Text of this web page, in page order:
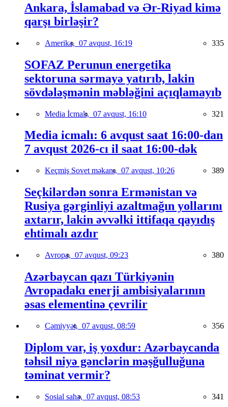
Ankara, İslamabad və Ər-Riyad kimə
qarşı birləşir?
Amerika, 07 avqust, 16:19 335
SOFAZ Perunun energetika
sektoruna sərmayə yatırıb, lakin
sövdələşmənin məbləğini açıqlamayıb
Media İcmalı, 07 avqust, 16:10 321
Media icmalı: 6 avqust saat 16:00-dan
7 avqust 2026-cı il saat 16:00-dək
Keçmiş Sovet məkanı, 07 avqust, 10:26 389
Seçkilərdən sonra Ermənistan və
Rusiya gərginliyi azaltmağın yollarını
axtarır, lakin əvvəlki ittifaqa qayıdış
ehtimalı azdır
Avropa, 07 avqust, 09:23 380
Azərbaycan qazı Türkiyənin
Avropadakı enerji ambisiyalarının
əsas elementinə çevrilir
Cəmiyyət, 07 avqust, 08:59 356
Diplom var, iş yoxdur: Azərbaycanda
təhsil niyə gənclərin məşğulluğuna
təminat vermir?
Sosial sahə, 07 avqust, 08:53 341